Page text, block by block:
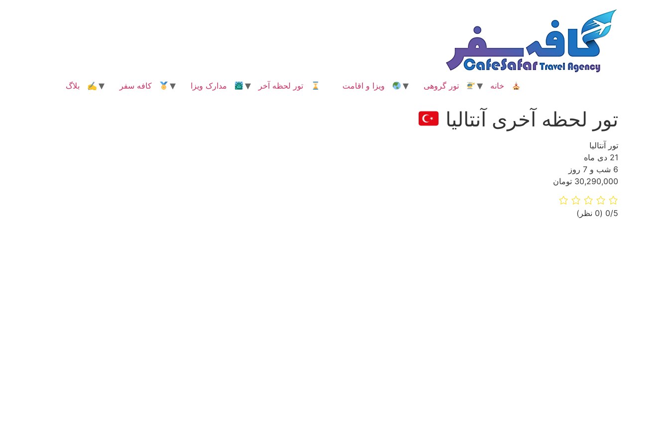
خانه تور گروهی ویزا و اقامت تور لحظه آخر مدارک ویزا کافه سفر ✍ بلاگ
تور لحظه آخری آنتالیا
تور آنتالیا
21 دی ماه
6 شب و 7 روز
30,290,000 تومان
‫0/5 ‫(0 نظر)